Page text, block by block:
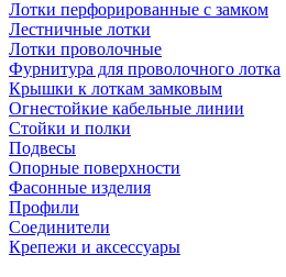
Лотки перфорированные с замком
Лестничные лотки
Лотки проволочные
Фурнитура для проволочного лотка
Крышки к лоткам замковым
Огнестойкие кабельные линии
Стойки и полки
Подвесы
Опорные поверхности
Фасонные изделия
Профили
Соединители
Крепежи и аксессуары